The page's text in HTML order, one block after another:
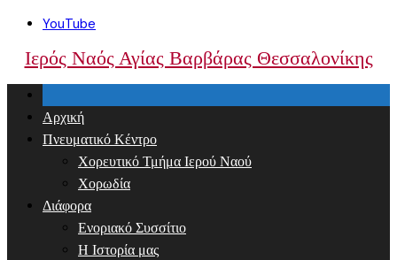
Skip
content
YouTube
Ιερός Ναός Αγίας Βαρβάρας Θεσσαλονίκης
Αρχική
Πνευματικό Κέντρο
Χορευτικό Τμήμα Ιερού Ναού
Χορωδία
Διάφορα
Ενοριακό Συσσίτιο
Η Ιστορία μας